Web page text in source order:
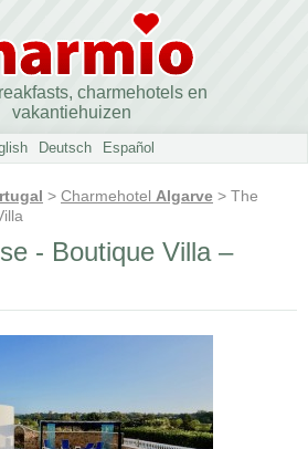
charmehotels en
vakantiehuizen
Deutsch Español
> Charmehotel Algarve > The
- Boutique Villa –